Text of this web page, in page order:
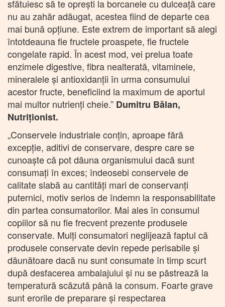
sfătuiesc să te opreşti la borcanele cu dulceaţă care
nu au zahăr adăugat, acestea fiind de departe cea
mai bună opțiune. Este extrem de important să alegi
întotdeauna fie fructele proaspete, fie fructele
congelate rapid. În acest mod, vei prelua toate
enzimele digestive, fibra nealterată, vitaminele,
mineralele şi antioxidanţii în urma consumului
acestor fructe, beneficiind la maximum de aportul
mai multor nutrienţi cheie.” Dumitru Bălan,
Nutriționist.
„Conservele industriale conțin, aproape fără
excepție, aditivi de conservare, despre care se
cunoaște că pot dăuna organismului dacă sunt
consumați în exces; îndeosebi conservele de
calitate slabă au cantități mari de conservanți
puternici, motiv serios de îndemn la responsabilitate
din partea consumatorilor. Mai ales în consumul
copiilor să nu fie frecvent prezente produsele
conservate. Mulți consumatori neglijează faptul că
produsele conservate devin repede perisabile și
dăunătoare dacă nu sunt consumate în timp scurt
după desfacerea ambalajului și nu se păstrează la
temperatură scăzută până la consum. Foarte grave
sunt erorile de preparare și respectarea